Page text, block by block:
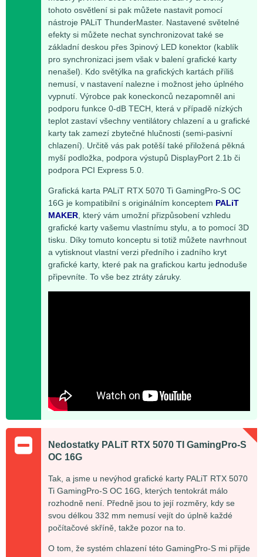
tohoto osvětlení si pak můžete nastavit pomocí
nástroje PALiT ThunderMaster. Nastavené světelné
efekty si můžete nechat synchronizovat také se
základní deskou přes 3pinový LED konektor (kablík
pro synchronizaci jsem však v balení grafické karty
nenašel). Kdo světýlka na grafických kartách příliš
nemusí, v nastavení nalezne i možnost jeho úplného
vypnutí. Výrobce pak koneckonců nezapomněl ani
podporu funkce 0-dB TECH, která v případě nízkých
teplot zastaví všechny ventilátory chlazení a u grafické
karty tak zamezí zbytečné hlučnosti (semi-pasivní
chlazení). Určitě vás pak potěší také přiložená pěkná
myší podložka, podpora výstupů DisplayPort 2.1b či
podpora PCI Express 5.0.
Grafická karta PALiT RTX 5070 Ti GamingPro-S OC
16G je kompatibilní s originálním konceptem PALiT
MAKER , který vám umožní přizpůsobení vzhledu
grafické karty vašemu vlastnímu stylu, a to pomocí 3D
tisku. Díky tomuto konceptu si totiž můžete navrhnout
a vytisknout vlastní verzi předního i zadního kryt
grafické karty, které pak na grafickou kartu jednoduše
připevníte. To vše bez ztráty záruky.
Nedostatky PALiT RTX 5070 TI GamingPro-S
OC 16G
Tak, a jsme u nevýhod grafické karty PALiT RTX 5070
Ti GamingPro-S OC 16G, kterých tentokrát málo
rozhodně není. Předně jsou to její rozměry, kdy se
svou délkou 332 mm nemusí vejít do úplně každé
počítačové skříně, takže pozor na to.
O tom, že systém chlazení této GamingPro-S mi přijde